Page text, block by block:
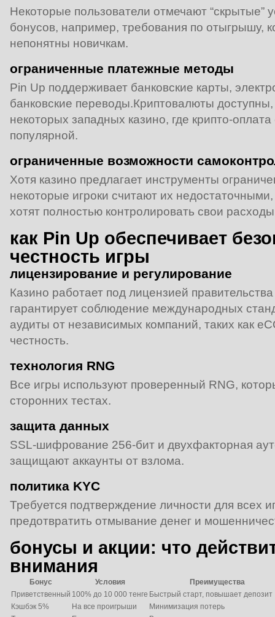
Некоторые пользователи отмечают “скрытые”
бонусов, например, требования по отыгрышу,
непонятны новичкам.
ограниченные платежные методы
Pin Up поддерживает банковские карты,
банковские переводы.Криптовалюты
некоторых западных казино, где
популярной.
ограниченные возможности
Хотя казино предлагает инструменты
некоторые игроки считают их
хотят полностью контролировать свои
как Pin Up обеспечивает
честность игры
лицензирование и регулирование
Казино работает под лицензией
гарантирует соблюдение международных
аудиты от независимых компаний, таких как
честность.
технология RNG
Все игры используют проверенный RNG,
сторонних тестах.
защита данных
SSL‑шифрование 256‑бит и двухфакторная
защищают аккаунты от взлома.
политика KYC
Требуется подтверждение личности для всех
предотвратить отмывание денег и
бонусы и акции: что
внимания
Бонус Условия
Преимущества
Приветственный 100% до 10 000 тенге Быстрый старт, повышает депозит
Кэшбэк 5%
На все проигрыши
Минимизация потерь